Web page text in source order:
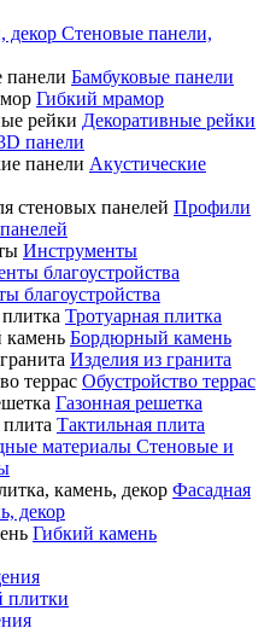
Стеновые панели,
Бамбуковые панели
Гибкий мрамор
Декоративные рейки
панели
Акустические
Профили
Инструменты
благоустройства
Тротуарная плитка
Бордюрный камень
Изделия из гранита
Обустройство террас
Газонная решетка
Тактильная плита
Стеновые и
Фасадная
декор
Гибкий камень
плитки